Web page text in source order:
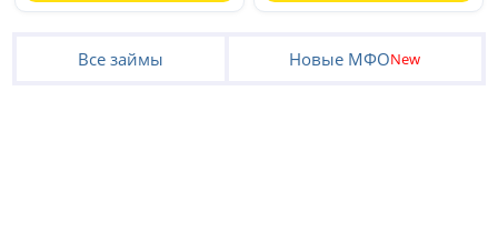
Все займы Новые МФОNew